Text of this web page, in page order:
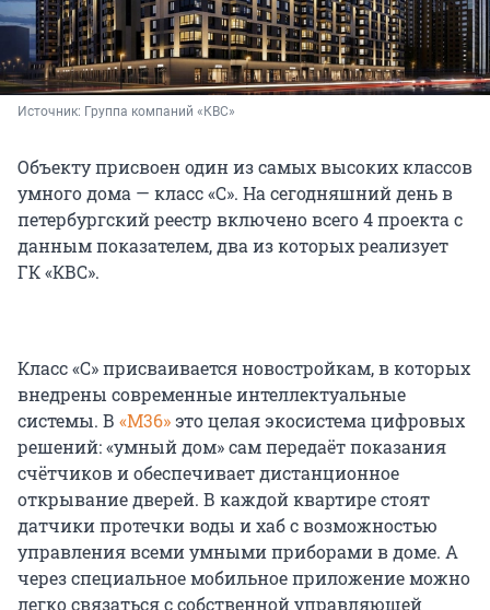
Источник: Группа компаний «КВС»
Объекту присвоен один из самых высоких классов
умного дома — класс «С». На сегодняшний день в
петербургский реестр включено всего 4 проекта с
данным показателем, два из которых реализует
ГК «КВС».
Класс «С» присваивается новостройкам, в которых
внедрены современные интеллектуальные
системы. В «М36»это целая экосистема цифровых
решений: «умный дом» сам передаёт показания
счётчиков и обеспечивает дистанционное
открывание дверей. В каждой квартире стоят
датчики протечки воды и хаб с возможностью
управления всеми умными приборами в доме. А
через специальное мобильное приложение можно
легко связаться с собственной управляющей